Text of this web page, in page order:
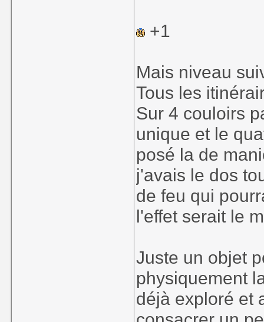
+1
Mais niveau
Tous les
Sur 4 couloirs
unique et le
posé la de
j'avais le dos
de feu qui
l'effet serait le
Juste un objet
physiquement
déjà exploré et